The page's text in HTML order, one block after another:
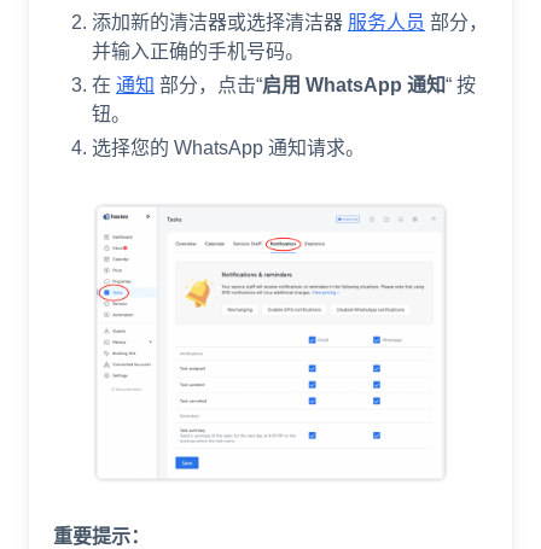
添加新的清洁器或选择清洁器 服务人员 部分，
并输入正确的手机号码。
在 通知 部分，点击“启用 WhatsApp 通知“ 按
钮。
选择您的 WhatsApp 通知请求。
重要提示：